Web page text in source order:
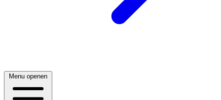
Menu openen